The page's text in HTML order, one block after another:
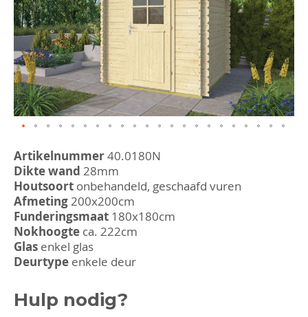
afbeeldingen-
gallerij
naar
het
begin
van
de
afbeeldingen-
gallerij
Artikelnummer40.0180N
Dikte wand 28mm
Houtsoort onbehandeld, geschaafd vuren
Afmeting200x200cm
Funderingsmaat 180x180cm
Nokhoogte ca. 222cm
Glas enkel glas
Deurtype enkele deur
Hulp nodig?